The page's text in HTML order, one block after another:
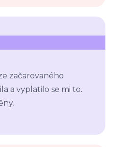
začarovaného
a vyplatilo se mi to.